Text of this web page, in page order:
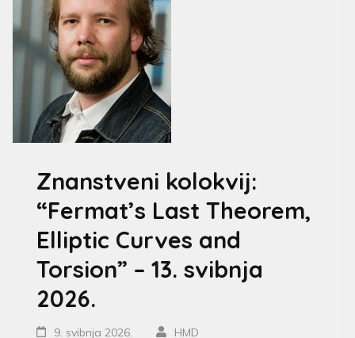
Znanstveni kolokvij:
“Fermat’s Last Theorem,
Elliptic Curves and
Torsion” – 13. svibnja
2026.
9. svibnja 2026. HMD